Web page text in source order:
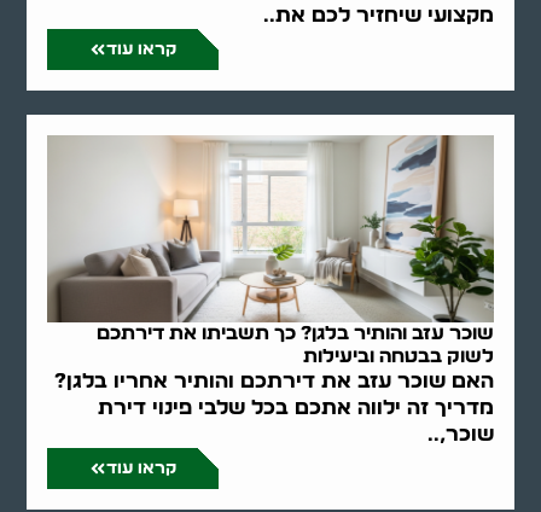
מקצועי שיחזיר לכם את..
קראו עוד
שוכר עזב והותיר בלגן? כך תשביתו את דירתכם
לשוק בבטחה וביעילות
האם שוכר עזב את דירתכם והותיר אחריו בלגן?
מדריך זה ילווה אתכם בכל שלבי פינוי דירת
שוכר,..
קראו עוד